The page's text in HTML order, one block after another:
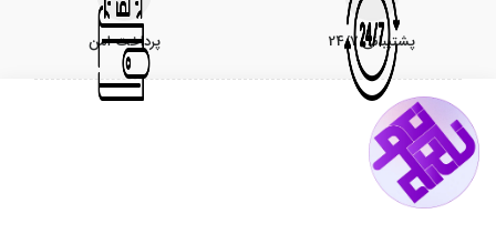
پشتیبانی 24/7 پرداخت امن